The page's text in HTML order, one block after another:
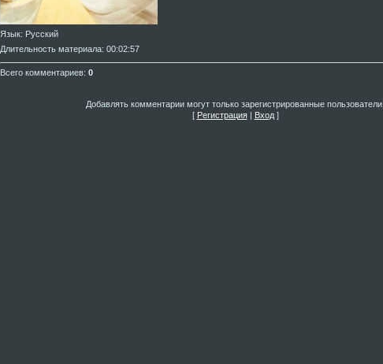
Язык: Русский
Длительность материала: 00:02:57
Всего комментариев: 0
Добавлять комментарии могут только зарегистрированные пользователи.
[ Регистрация| Вход]